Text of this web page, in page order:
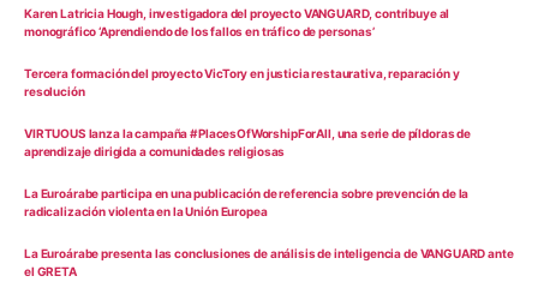
Karen Latricia Hough, investigadora del proyecto VANGUARD, contribuye al
monográfico ‘Aprendiendo de los fallos en tráfico de personas’
Tercera formación del proyecto VicTory en justicia restaurativa, reparación y
resolución
VIRTUOUS lanza la campaña #PlacesOfWorshipForAll, una serie de píldoras de
aprendizaje dirigida a comunidades religiosas
La Euroárabe participa en una publicación de referencia sobre prevención de la
radicalización violenta en la Unión Europea
La Euroárabe presenta las conclusiones de análisis de inteligencia de VANGUARD ante
el GRETA